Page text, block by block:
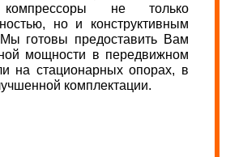
компрессоры не только
но и конструктивным
готовы предоставить Вам
мощности в передвижном
на стационарных опорах, в
комплектации.